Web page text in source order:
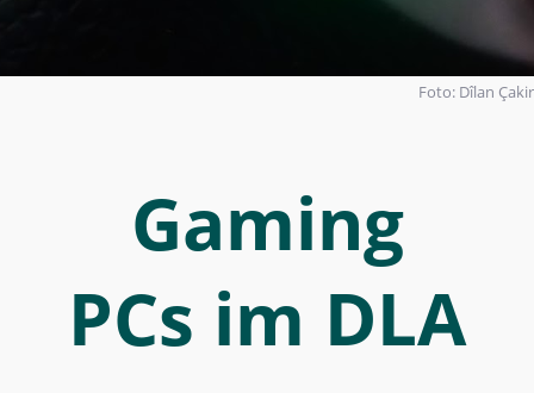
gespielt
DLA
Foto: Dîlan Çakir
Gaming
PCs im DLA